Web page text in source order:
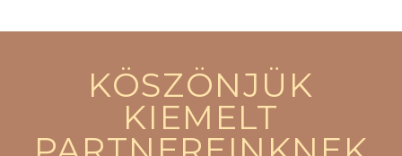
KÖSZÖNJÜK
KIEMELT